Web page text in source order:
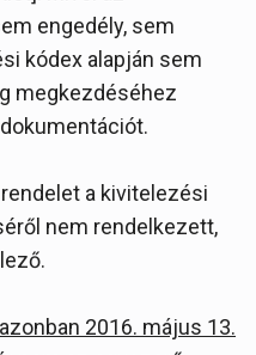
engedély, sem
kódex alapján sem
megkezdéséhez
a kivitelezési
nem rendelkezett,
azonban 2016. május 13.